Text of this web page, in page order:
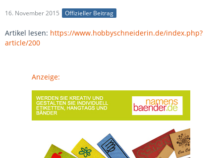
16. November 2015 Offizieller Beitrag
Artikel lesen: https://www.hobbyschneiderin.de/index.php?
article/200
Anzeige: